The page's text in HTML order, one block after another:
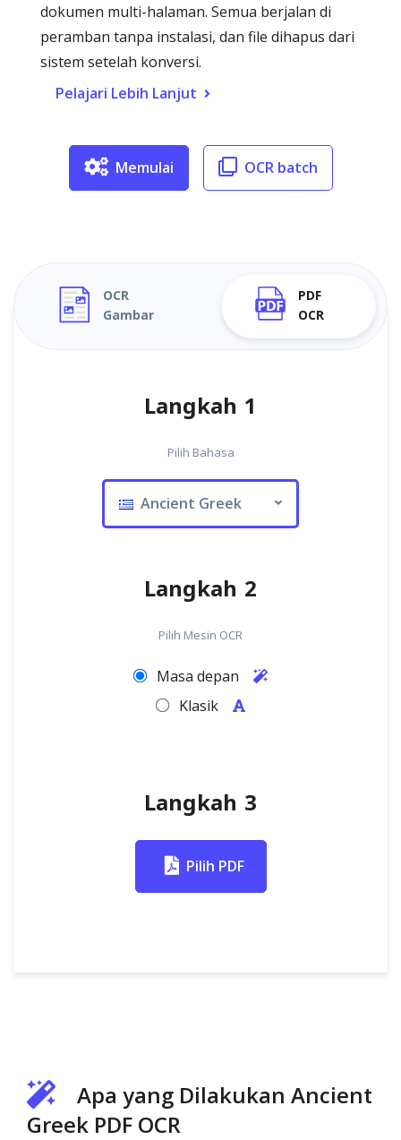
dokumen multi-halaman. Semua berjalan di
peramban tanpa instalasi, dan file dihapus dari
sistem setelah konversi.
Pelajari Lebih Lanjut
Memulai OCR batch
OCR
Gambar
PDF
OCR
Langkah 1
Pilih Bahasa
Ancient Greek
Langkah 2
Pilih Mesin OCR
Masa depan
Klasik
Langkah 3
Pilih PDF
Apa yang Dilakukan Ancient
Greek PDF OCR